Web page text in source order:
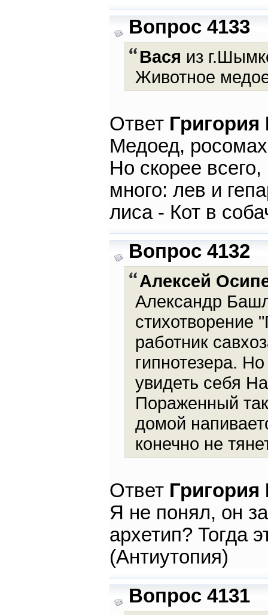
Вопрос 4133
Вася из
Животное
Ответ
Медоед,
Но скорее
много: лев и
лиса - Кот в
Вопрос 4132
Алексей
Александр
стихотворение
работник
гипнотезера. Но
увидеть себя
Пораженный
домой
конечно не
Ответ
Я не понял, он
архетип? Тогда
(Антиутопия)
Вопрос 4131